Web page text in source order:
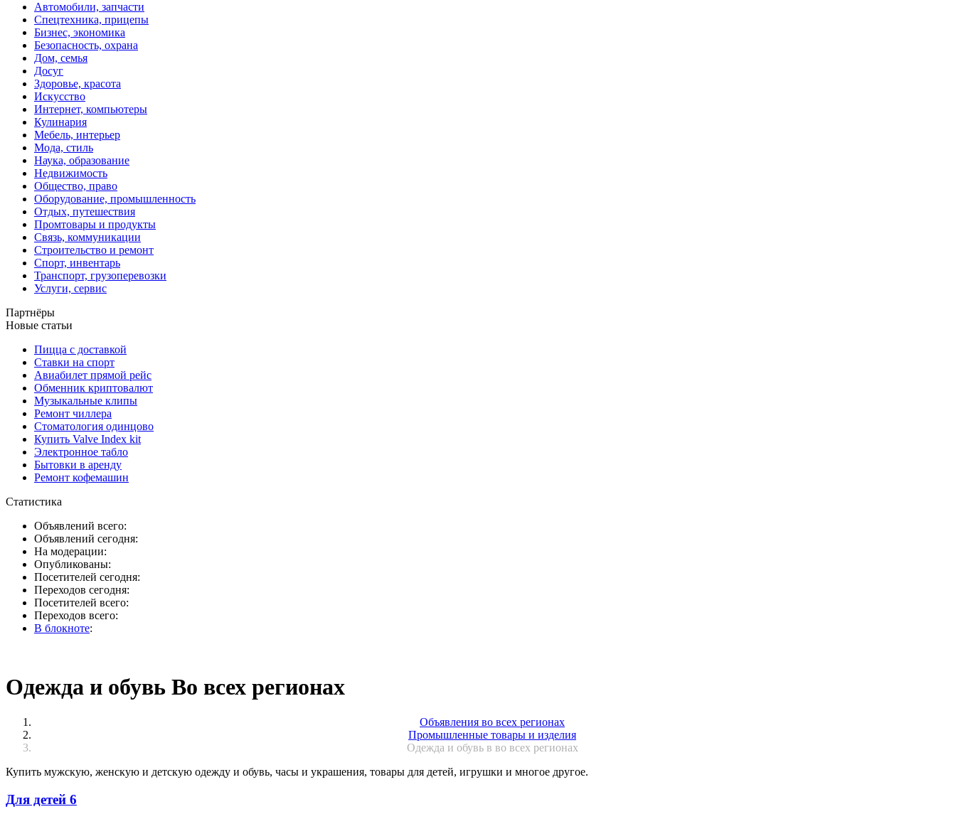
Автомобили, запчасти
Спецтехника, прицепы
Бизнес, экономика
Безопасность, охрана
Дом, семья
Досуг
Здоровье, красота
Искусство
Интернет, компьютеры
Кулинария
Мебель, интерьер
Мода, стиль
Наука, образование
Недвижимость
Общество, право
Оборудование, промышленность
Отдых, путешествия
Промтовары и продукты
Связь, коммуникации
Строительство и ремонт
Спорт, инвентарь
Транспорт, грузоперевозки
Услуги, сервис
Партнёры
Новые статьи
Пицца с доставкой
Ставки на спорт
Авиабилет прямой рейс
Обменник криптовалют
Музыкальные клипы
Ремонт чиллера
Стоматология одинцово
Купить Valve Index kit
Электронное табло
Бытовки в аренду
Ремонт кофемашин
Статистика
Объявлений всего:
Объявлений сегодня:
На модерации:
Опубликованы:
Посетителей сегодня:
Переходов сегодня:
Посетителей всего:
Переходов всего:
В блокноте:
Одежда и обувь Во всех регионах
Объявления во всех регионах
Промышленные товары и изделия
Одежда и обувь в во всех регионах
Купить мужскую, женскую и детскую одежду и обувь, часы и украшения, товары для детей, игрушки и многое другое.
Для детей 6